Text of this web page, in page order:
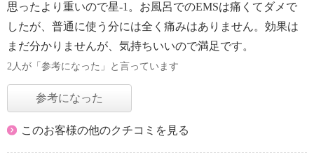
思ったより重いので星-1。お風呂でのEMSは痛くてダメで
したが、普通に使う分には全く痛みはありません。効果は
まだ分かりませんが、気持ちいいので満足です。
2人が「参考になった」と言っています
参考になった
このお客様の他のクチコミを見る